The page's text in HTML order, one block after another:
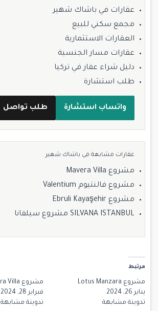
عقارات في باشاك شهير
مجمع سكني للبيع
العقارات الاستثمارية
عقارات مسار الجنسية
دليل شراء عقار في تركيا
طلب استشارة
واتساب استشارة طلب تواصل
عقارات مشابهة في باشاك شهير
مشروع Mavera Villa
مشروع فالنتيوم Valentium
مشروع Ebruli Kayaşehir
SILVANA ISTANBUL مشروع سيلفانا
مرتبط
مشروع Lotus Manzara
يناير 26, 2024
تدوينة مشابهة
مشروع Mavera Villa
فبراير 28, 2024
تدوينة مشابهة